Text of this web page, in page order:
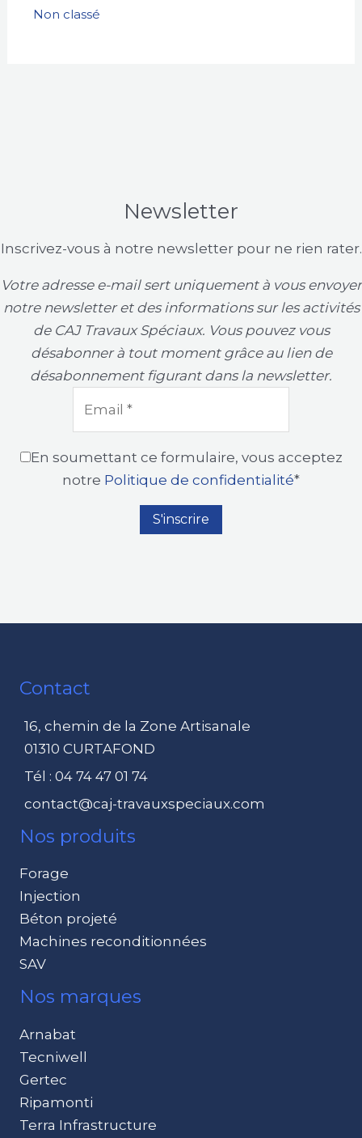
Non classé
Newsletter
Inscrivez-vous à notre newsletter pour ne rien rater.
Votre adresse e-mail sert uniquement à vous envoyer
notre newsletter et des informations sur les activités
de CAJ Travaux Spéciaux. Vous pouvez vous
désabonner à tout moment grâce au lien de
désabonnement figurant dans la newsletter.
En soumettant ce formulaire, vous acceptez
notre Politique de confidentialité*
Contact
16, chemin de la Zone Artisanale
01310 CURTAFOND
Tél : 04 74 47 01 74
contact@caj-travauxspeciaux.com
Nos produits
Forage
Injection
Béton projeté
Machines reconditionnées
SAV
Nos marques
Arnabat
Tecniwell
Gertec
Ripamonti
Terra Infrastructure